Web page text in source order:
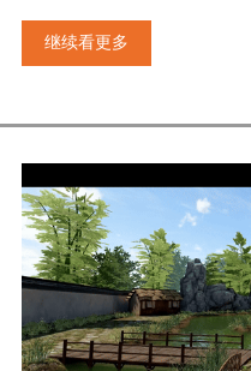
继续看更多